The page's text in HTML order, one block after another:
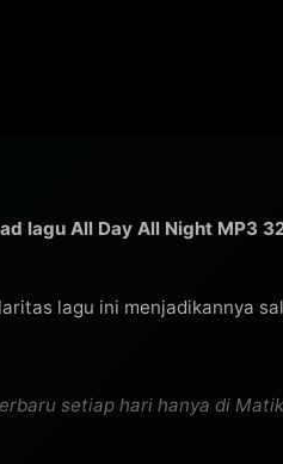
lagu All Day All Night MP3
lagu ini menjadikannya
setiap hari hanya di